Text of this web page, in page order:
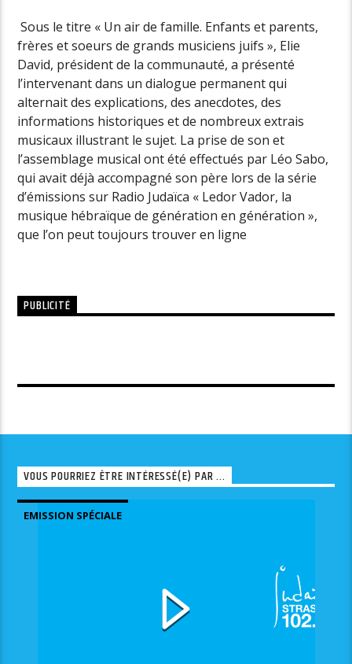
Sous le titre « Un air de famille. Enfants et parents,
frères et soeurs de grands musiciens juifs », Elie
David, président de la communauté, a présenté
l’intervenant dans un dialogue permanent qui
alternait des explications, des anecdotes, des
informations historiques et de nombreux extrais
musicaux illustrant le sujet. La prise de son et
l’assemblage musical ont été effectués par Léo Sabo,
qui avait déjà accompagné son père lors de la série
d’émissions sur Radio Judaïca « Ledor Vador, la
musique hébraïque de génération en génération »,
que l’on peut toujours trouver en ligne
PUBLICITÉ
VOUS POURRIEZ ÊTRE INTÉRESSÉ(E) PAR ...
EMISSION SPÉCIALE